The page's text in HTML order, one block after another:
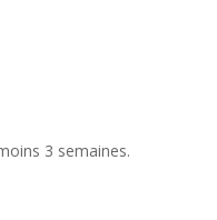
3 semaines.